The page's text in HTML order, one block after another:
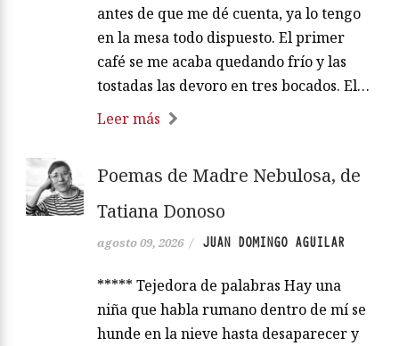
antes de que me dé cuenta, ya lo tengo
en la mesa todo dispuesto. El primer
café se me acaba quedando frío y las
tostadas las devoro en tres bocados. El…
Leer más
Poemas de Madre Nebulosa, de
Tatiana Donoso
agosto 09, 2026 / JUAN DOMINGO AGUILAR
***** Tejedora de palabras Hay una
niña que habla rumano dentro de mí se
hunde en la nieve hasta desaparecer y